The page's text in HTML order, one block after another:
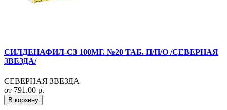
СИЛДЕНАФИЛ-СЗ 100МГ. №20 ТАБ. П/П/О /СЕВЕРНАЯ
ЗВЕЗДА/
СЕВЕРНАЯ ЗВЕЗДА
от 791.00 р.
В корзину